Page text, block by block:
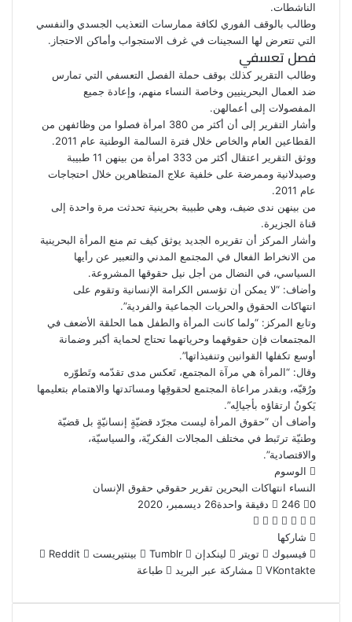
الناشطات.
وطالب بالوقف الفوري لكافة ممارسات التعذيب الجسدي والنفسي
التي تتعرض لها السجينات في غرف الاستجواب وأماكن الاحتجاز.
فصل تعسفي
وطالب التقرير كذلك بوقف حملة الفصل التعسفي التي تمارس
ضد العمال البحرينيين وخاصة النساء منهم، وإعادة جميع
المفصولات إلى أعمالهن.
وأشار التقرير إلى أن أكثر من 380 امرأة فصلوا من وظائفهن من
القطاعين العام والخاص خلال فترة السالمة الوطنية عام 2011.
ووثق التقرير اعتقال أكثر من 333 امرأة من بينهن 11 طبيبة
وصيدلانية وممرضة على خلفية علاج المتظاهرين خلال احتجاجات
عام 2011.
من بينهن ندى ضيف، وهي طبيبة بحرينية تحدثت مرة واحدة إلى
قناة الجزيرة.
وأشار المركز أن تقريره الجديد يوثق كيف تم منع المرأة البحرينية
من الانخراط الفعال في المجتمع المدني والتعبير عن رأيها
السياسي، في النضال من أجل نيل حقوقها المشروعة.
وأضاف: “لا يمكن أن تؤسس الكرامة الإنسانية وتقوم على
انتهاكات الحقوق والحريات الجماعية والفردية”.
وتابع المركز: “ولما كانت المرأة والطفل هما الحلقة الأضعف في
المجتمعات فإن حقوقهما وحرياتهما تحتاج لحماية أكبر وضمانة
أوسع تكفلها القوانين وتنفيذاتها”.
وقال: “المرأة هي مرآة المجتمع، تَعكس مدى تقدّمه وتَطوّره
ورُقيّه، وبقدر مراعاة المجتمع لحقوقِها ومسانَدتها والاهتمام بتعليمها
يَكونُ ارتقاؤه بأجيالِه”.
وأضاف أن “حقوق المرأة ليست مجرّد قضيّةٍ إنسانيّةٍ بل قضيّة
وطنيّة ترتَبط في مختلف المجالات الفكريّة، والسياسيّة،
والاقتصادية”.
الوسوم
النساء انتهاكات البحرين تقرير حقوقي حقوق الإنسان
26 ديسمبر، 2020
0
دقيقة واحدة
ف
ي
س
ب
ك
ت
و
ي
ت
ل
ي
ن
ك
إ
u
m
l
ب
ن
ت
ر
e
d
i
ت
س
ب
شاركها
فيسبوك
تويتر لينكدإن بينتيريست
مشاركة عبر البريد طباعة